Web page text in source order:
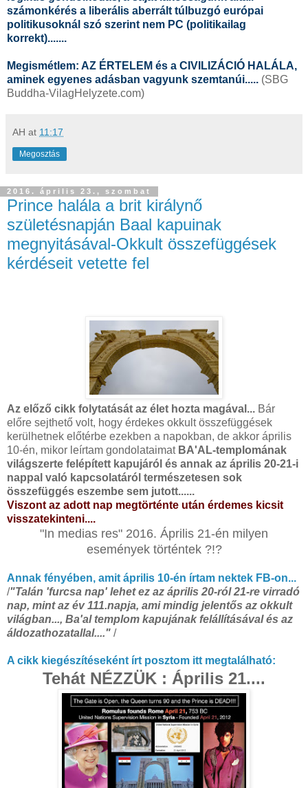
számonkérés a liberális aberrált túlbuzgó európai
politikusoknál szó szerint nem PC (politikailag
korrekt).......
Megismétlem: AZ ÉRTELEM és a CIVILIZÁCIÓ HALÁLA,
aminek egyenes adásban vagyunk szemtanúi..... (SBG
Buddha-VilagHelyzete.com)
AH at 11:17
Megosztás
2016. április 23., szombat
Prince halála a brit királynő
születésnapján Baal kapuinak
megnyitásával-Okkult összefüggések
kérdéseit vetette fel
Az előző cikk folytatását az élet hozta magával... Bár
előre sejthető volt, hogy érdekes okkult összefüggések
kerülhetnek előtérbe ezekben a napokban, de akkor április
10-én, mikor leírtam gondolataimat BA'AL-templomának
világszerte felépített kapujáról és annak az április 20-21-i
nappal való kapcsolatáról természetesen sok
összefüggés eszembe sem jutott......
Viszont az adott nap megtörténte után érdemes kicsit
visszatekinteni....
"In medias res" 2016. Április 21-én milyen
események történtek ?!?
Annak fényében, amit április 10-én írtam nektek FB-on...
/"Talán 'furcsa nap' lehet ez az április 20-ról 21-re virradó
nap, mint az év 111.napja, ami mindig jelentős az okkult
világban..., Ba'al templom kapujának felállításával és az
áldozathozatallal...." /
A cikk kiegészítéseként írt posztom itt megtalálható:
Tehát NÉZZÜK : Április 21....